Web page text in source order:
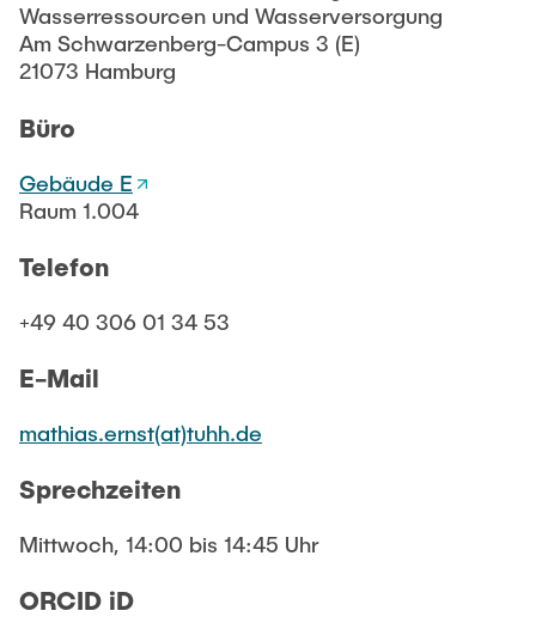
Wintersemester
Sommersemester
StudIP
Studentische Arbeiten
Ausstattung
KeraRes
SafeRO
FITWAS
KonTriSol
SULEMAN
BMWi ENERWAG
Der DVGW - Vision und Leitbild
SafeCREW
d-BES
Beendete Projekte
FITWAS
MoDiCon
KonTriSol
SCOUT
Ältere Projekte
PUBLIKATIONEN
Wasserressourcen und Wasserversorgung
Am Schwarzenberg-Campus 3 (E)
21073 Hamburg
Büro
Gebäude E
Raum 1.004
Telefon
+49 40 306 01 34 53
E-Mail
mathias.ernst(at)tuhh.de
Sprechzeiten
Mittwoch, 14:00 bis 14:45 Uhr
ORCID iD